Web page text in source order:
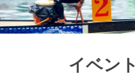
イベン